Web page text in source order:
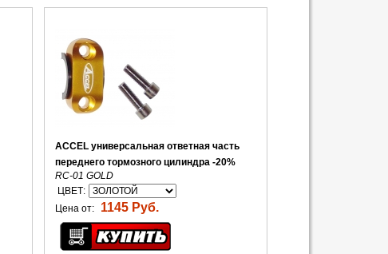
ACCEL универсальная ответная часть
переднего тормозного цилиндра -20%
RC-01 GOLD
ЦВЕТ:
Цена от:
1145 Руб.